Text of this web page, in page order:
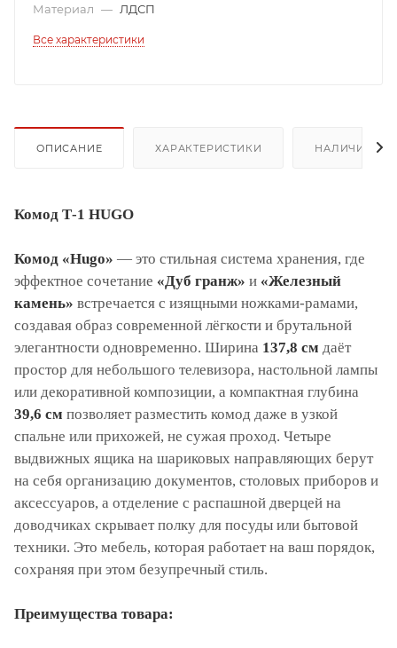
Материал — ЛДСП
Все характеристики
ОПИСАНИЕ ХАРАКТЕРИСТИКИ НАЛИЧИЕ
Комод Т-1 HUGO
Комод «Hugo» — это стильная система хранения, где
эффектное сочетание «Дуб гранж» и «Железный
камень» встречается с изящными ножками-рамами,
создавая образ современной лёгкости и брутальной
элегантности одновременно. Ширина 137,8 см даёт
простор для небольшого телевизора, настольной лампы
или декоративной композиции, а компактная глубина
39,6 см позволяет разместить комод даже в узкой
спальне или прихожей, не сужая проход. Четыре
выдвижных ящика на шариковых направляющих берут
на себя организацию документов, столовых приборов и
аксессуаров, а отделение с распашной дверцей на
доводчиках скрывает полку для посуды или бытовой
техники. Это мебель, которая работает на ваш порядок,
сохраняя при этом безупречный стиль.
Преимущества товара: